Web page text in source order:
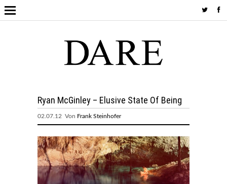
Ryan McGinley – Elusive State Of Being
02.07.12 Von Frank Steinhofer